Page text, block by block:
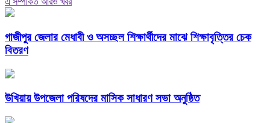
গাজীপুর জেলার মেধাবী ও অসচ্ছল শিক্ষার্থীদের মাঝে শিক্ষাবৃত্তির চেক
বিতরণ
উখিয়ায় উপজেলা পরিষদের মাসিক সাধারণ সভা অনুষ্ঠিত